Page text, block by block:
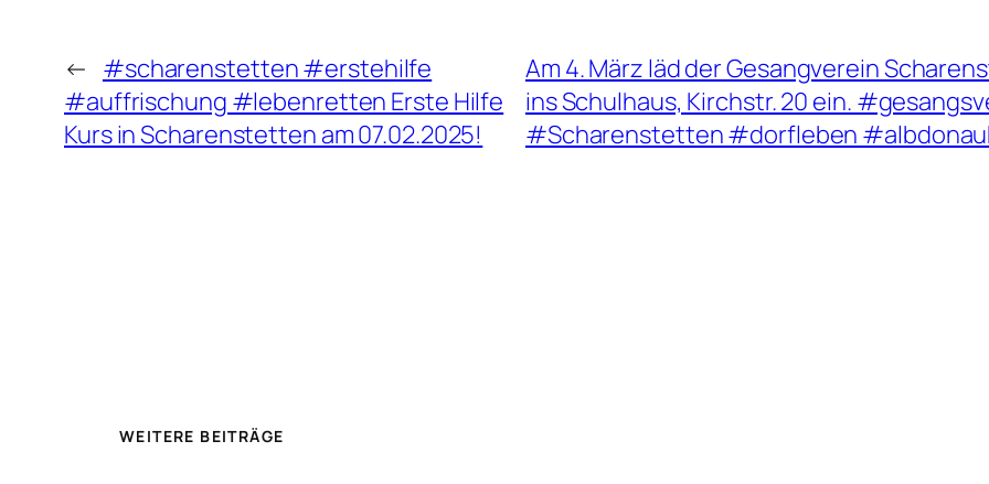
← #scharenstetten #erstehilfe
#auffrischung #lebenretten Erste Hilfe
Kurs in Scharenstetten am 07.02.2025!
Am 4. März läd der Gesangverein
ins Schulhaus, Kirchstr. 20 ein.
#Scharenstetten #dorfleben
WEITERE BEITRÄGE